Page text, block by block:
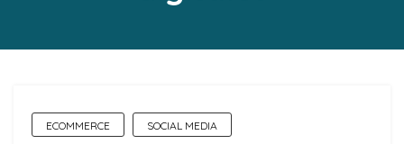
ECOMMERCE SOCIAL MEDIA